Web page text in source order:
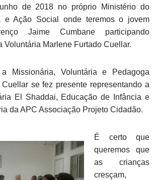
de 2018 no próprio Ministério do
e Ação Social onde teremos o jovem
Jaime Cumbane participando
Voluntária Marlene Furtado Cuellar.
Missionária, Voluntária e Pedagoga
se fez presente representando a
El Shaddai, Educação de Infância e
da APC Associação Projeto Cidadão.
É certo que
queremos que
as crianças
cresçam,